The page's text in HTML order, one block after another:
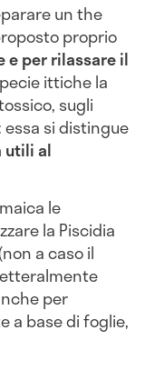
un the
proprio
per rilassare il
ittiche la
sugli
si distingue
utili al
le
la Piscidia
a caso il
per
a base di foglie,